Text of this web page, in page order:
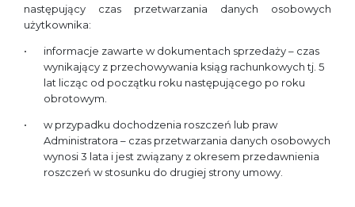
następujący czas przetwarzania danych osobowych
użytkownika:
informacje zawarte w dokumentach sprzedaży – czas
wynikający z przechowywania ksiąg rachunkowych tj. 5
lat licząc od początku roku następującego po roku
obrotowym.
w przypadku dochodzenia roszczeń lub praw
Administratora – czas przetwarzania danych osobowych
wynosi 3 lata i jest związany z okresem przedawnienia
roszczeń w stosunku do drugiej strony umowy.